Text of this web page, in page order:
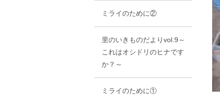
ミライのために②
里のいきものだよりvol.9～
これはオシドリのヒナです
か？～
ミライのために①